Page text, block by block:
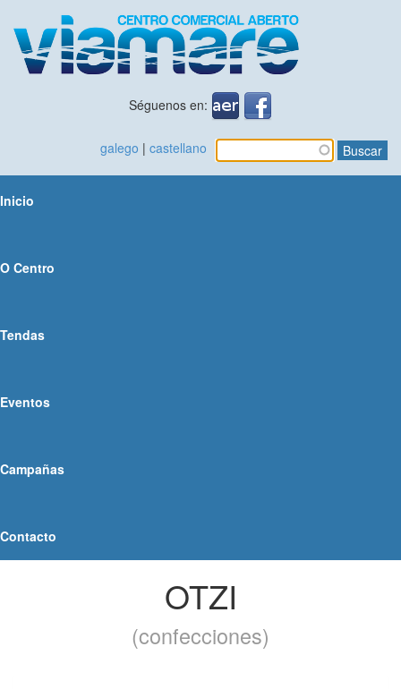
Séguenos en:
Formulario de
Buscar
galego | castellano
Inicio
O Centro
Tendas
Eventos
Campañas
Contacto
OTZI
(confecciones)